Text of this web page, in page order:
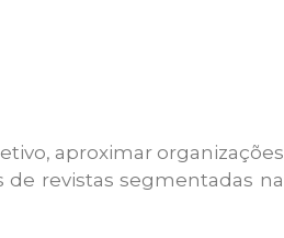
aproximar organizações
revistas segmentadas na